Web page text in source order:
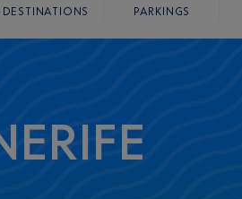
DESTINATIONS PARKINGS